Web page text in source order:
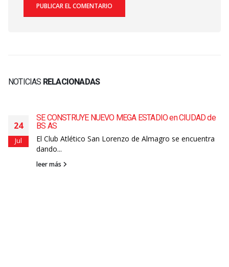
NOTICIAS RELACIONADAS
24
Jul
SE CONSTRUYE NUEVO MEGA ESTADIO en CIUDAD de
BS AS
El Club Atlético San Lorenzo de Almagro se encuentra
dando...
leer más